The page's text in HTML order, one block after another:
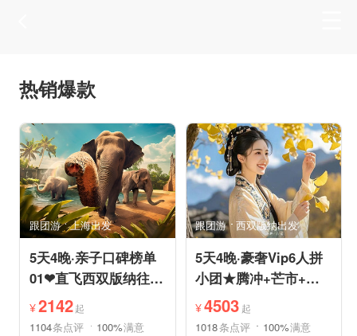
热销爆款
跟团游 上海出发
5天4晚·亲子口碑榜单
01❤直飞西双版纳往返
机票❤拼小团轻奢0购
物纯玩
¥2142起
1104条点评 100%满意
跟团游 西双版纳出发
5天4晚·豪奢Vip6人拼
小团★腾冲+芒市+瑞
丽★直飞往返轻松旅途
¥4503 起
1018条点评 100%满意